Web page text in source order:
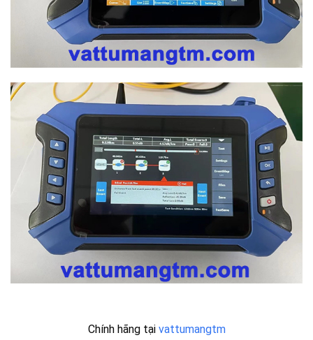
Chính hãng tại vattumangtm